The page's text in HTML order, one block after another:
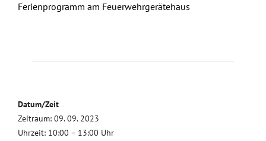
Ferienprogramm am Feuerwehrgerätehaus
Datum/Zeit
Zeitraum: 09. 09. 2023
Uhrzeit: 10:00 – 13:00 Uhr